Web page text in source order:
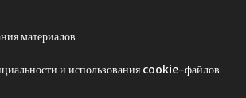
материалов
и использования cookie-файлов